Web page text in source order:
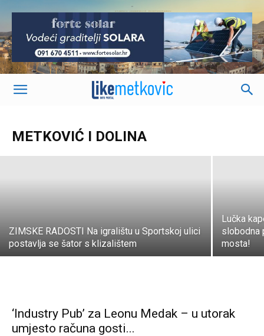
-
METKOVIĆ I DOLINA
LIKEmetkovic.hr - 16. ožujka 2020.
ZIMSKE RADOSTI Na igralištu u Sportskoj ulici
postavlja se šator s klizalištem
Lučka
slobodna
mosta!
‘Industry Pub’ za Leonu Medak – u utorak
umjesto računa gosti...